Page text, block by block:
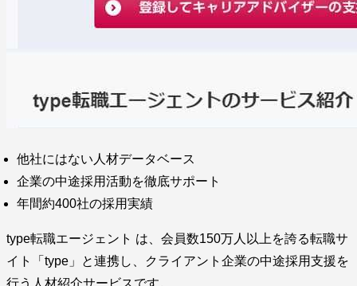
他社にはない人材データベース
企業の中途採用活動を徹底サポート
年間約400社の採用実績
type転職エージェント は、会員数150万人以上を誇る転職サ
イト「type」と連携し、クライアント企業の中途採用支援を